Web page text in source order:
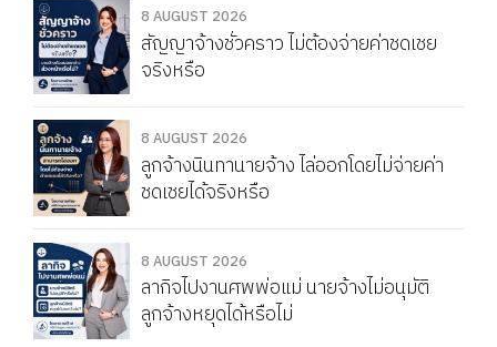
8 AUGUST 2026
สัญญาจ้างชั่วคราว ไม่ต้องจ่ายค่าชดเชย
จริงหรือ
8 AUGUST 2026
ลูกจ้างนินทานายจ้าง ไล่ออกโดยไม่จ่ายค่า
ชดเชยได้จริงหรือ
8 AUGUST 2026
ลากิจไปงานศพพ่อแม่ นายจ้างไม่อนุมัติ
ลูกจ้างหยุดได้หรือไม่